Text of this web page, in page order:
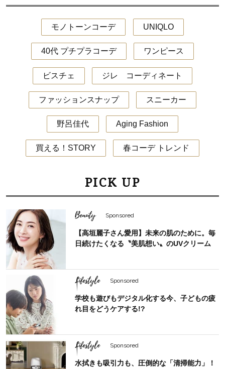
モノトーンコーデ UNIQLO
40代 プチプラコーデ ワンピース
ビスチェ ジレ コーディネート
ファッションスナップ スニーカー
野呂佳代 Aging Fashion
買える！STORY 春コーデ トレンド
PICK UP
Beauty Sponsored
【高垣麗子さん愛用】未来の肌のために。毎
日続けたくなる〝美肌想い〟のUVクリーム
Lifestyle Sponsored
学校も遊びもデジタル化する今、子どもの疲
れ目をどうケアする!?
Lifestyle Sponsored
水拭きも吸引力も、圧倒的な「清掃能力」！